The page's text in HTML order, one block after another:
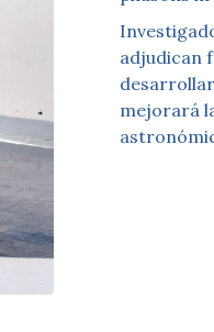
adjudican
mejorará